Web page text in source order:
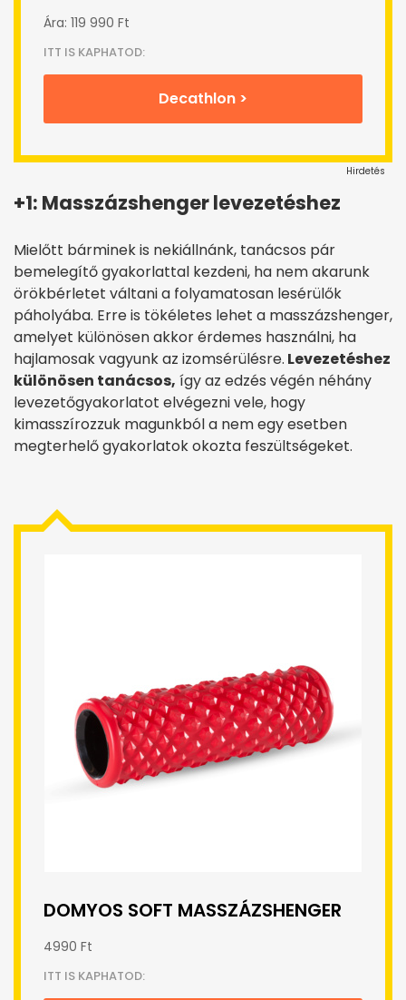
Ára: 119 990 Ft
ITT IS KAPHATOD:
Decathlon >
Hirdetés
+1: Masszázshenger levezetéshez
Mielőtt bárminek is nekiállnánk, tanácsos pár
bemelegítő gyakorlattal kezdeni, ha nem akarunk
örökbérletet váltani a folyamatosan lesérülők
páholyába. Erre is tökéletes lehet a masszázshenger,
amelyet különösen akkor érdemes használni, ha
hajlamosak vagyunk az izomsérülésre. Levezetéshez
különösen tanácsos, így az edzés végén néhány
levezetőgyakorlatot elvégezni vele, hogy
kimasszírozzuk magunkból a nem egy esetben
megterhelő gyakorlatok okozta feszültségeket.
DOMYOS SOFT MASSZÁZSHENGER
4990 Ft
ITT IS KAPHATOD: